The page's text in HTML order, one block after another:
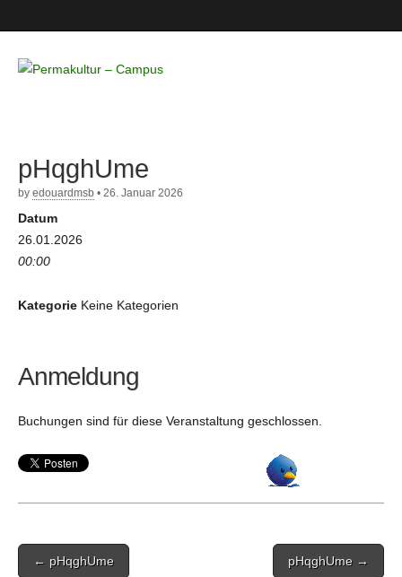
– Campus
pHqghUme
by edouardmsb • 26. Januar 2026
Datum
26.01.2026
00:00
Kategorie Keine Kategorien
Anmeldung
Buchungen sind für diese Veranstaltung geschlossen.
Post
navigation
← pHqghUme pHqghUme →